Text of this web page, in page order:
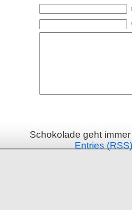
Schokolade geht
Entries (RSS)